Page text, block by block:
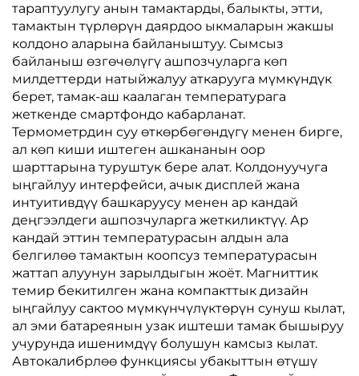
тараптуулугу анын тамактарды, балыкты, этти,
тамактын түрлөрүн даярдоо ыкмаларын жакшы
колдоно аларына байланыштуу. Сымсыз
байланыш өзгөчөлүгү ашпозчуларга көп
милдеттерди натыйжалуу аткарууга мүмкүндүк
берет, тамак-аш каалаган температурага
жеткенде смартфондо кабарланат.
Термометрдин суу өткөрбөгөндүгү менен бирге,
ал көп киши иштеген ашкананын оор
шарттарына туруштук бере алат. Колдонуучуга
ыңгайлуу интерфейси, ачык дисплей жана
интуитивдүү башкаруусу менен ар кандай
деңгээлдеги ашпозчуларга жеткиликтүү. Ар
кандай эттин температурасын алдын ала
белгилөө тамактын коопсуз температурасын
жаттап алуунун зарылдыгын жоёт. Магниттик
темир бекитилген жана компакттык дизайн
ыңгайлуу сактоо мүмкүнчүлүктөрүн сунуш кылат,
ал эми батареянын узак иштеши тамак бышыруу
учурунда ишенимдүү болушун камсыз кылат.
Автокалибрлөө функциясы убакыттын өтүшү